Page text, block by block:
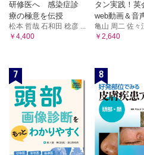
シーン2 アルベカシン（アミ
腎障害が疑われた！
シーン3 バンコマイシン（グ
シーン5 アシクロビル（抗ヘ
害が疑われた！
シーン6 タゾバクタム/ ピペラ
薬）による腎障害が疑われ
シーン7 シクロスポリン（免疫
れた！
8 泌尿器・生殖器障害アセスメン
研修医へ 感染症診
療の極意を伝授
松本 哲哉 石和田 稔彦 ...
￥4,400
タン実践！英
web動画＆音
亀山 周二 佐々
￥2,640
7 8